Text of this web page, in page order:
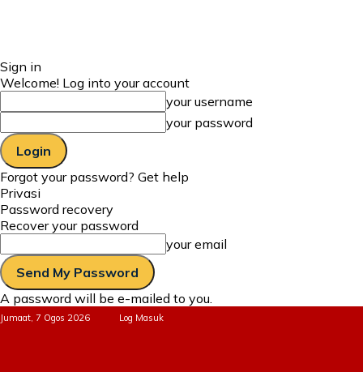
Sign in
Welcome! Log into your account
your username
your password
Forgot your password? Get help
Privasi
Password recovery
Recover your password
your email
A password will be e-mailed to you.
Jumaat, 7 Ogos 2026 Log Masuk